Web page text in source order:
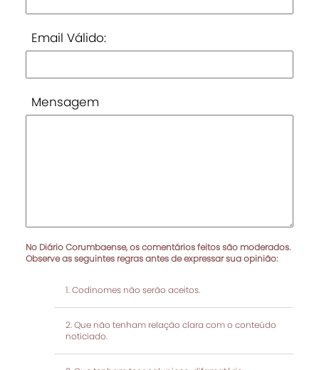
Email Válido:
Mensagem
No Diário Corumbaense, os comentários feitos são moderados.
Observe as seguintes regras antes de expressar sua opinião:
Codinomes não serão aceitos.
Que não tenham relação clara com o conteúdo
noticiado.